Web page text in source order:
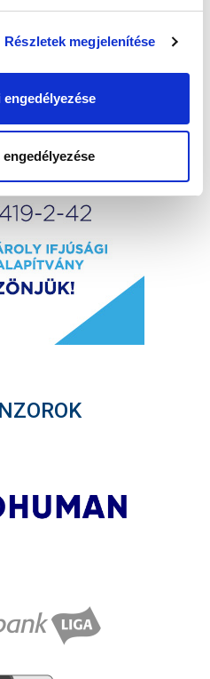
Részletek megjelenítése